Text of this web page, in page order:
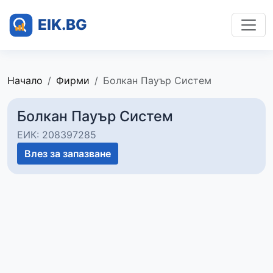
Начало Фирми Болкан Пауър Систем
Болкан Пауър Систем
ЕИК: 208397285
Влез за запазване